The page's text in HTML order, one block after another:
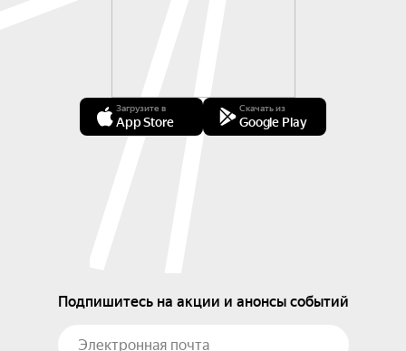
Загрузите в
App Store
Скачать из
Google Play
Подпишитесь на акции и анонсы событий